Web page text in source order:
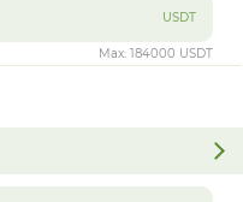
USDT
Max: 184000 USDT